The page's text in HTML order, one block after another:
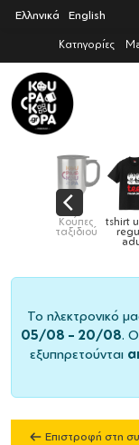
Ελληνικά English
Κατηγορίες
Κούπες
ταξιδιού
tshirt unisex
regular
Το ηλεκτρονικό
05/08 – 20/08.
εξυπηρετούνται
Επιστροφή στη